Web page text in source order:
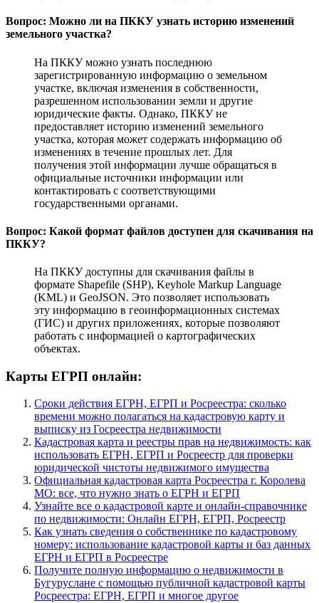
Вопрос: Можно ли на ПККУ узнать историю изменений
земельного участка?
На ПККУ можно узнать последнюю
зарегистрированную информацию о земельном
участке, включая изменения в собственности,
разрешенном использовании земли и другие
юридические факты. Однако, ПККУ не
предоставляет историю изменений земельного
участка, которая может содержать информацию об
изменениях в течение прошлых лет. Для
получения этой информации лучше обращаться в
официальные источники информации или
контактировать с соответствующими
государственными органами.
Вопрос: Какой формат файлов доступен для скачивания на
ПККУ?
На ПККУ доступны для скачивания файлы в
формате Shapefile (SHP), Keyhole Markup Language
(KML) и GeoJSON. Это позволяет использовать
эту информацию в геоинформационных системах
(ГИС) и других приложениях, которые позволяют
работать с информацией о картографических
объектах.
Карты ЕГРП онлайн:
Сроки действия ЕГРН, ЕГРП и Росреестра: сколько
времени можно полагаться на кадастровую карту и
выписку из Госреестра недвижимости
Кадастровая карта и реестры прав на недвижимость: как
использовать ЕГРН, ЕГРП и Росреестр для проверки
юридической чистоты недвижимого имущества
Официальная кадастровая карта Росреестра г. Королева
МО: все, что нужно знать о ЕГРН и ЕГРП
Узнайте все о кадастровой карте и онлайн-справочнике
по недвижимости: Онлайн ЕГРН, ЕГРП, Росреестр
Как узнать сведения о собственнике по кадастровому
номеру: использование кадастровой карты и баз данных
ЕГРН и ЕГРП в Росреестре
Получите полную информацию о недвижимости в
Бугуруслане с помощью публичной кадастровой карты
Росреестра: ЕГРН, ЕГРП и многое другое